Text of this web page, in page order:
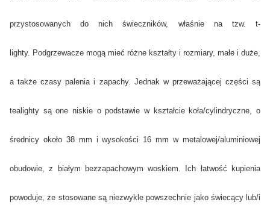
przystosowanych do nich świeczników, właśnie na tzw. t-
lighty. Podgrzewacze mogą mieć różne kształty i rozmiary, małe i duże,
a także czasy palenia i zapachy. Jednak w przeważającej części są
tealighty są one niskie o podstawie w kształcie koła/cylindryczne, o
średnicy około 38 mm i wysokości 16 mm w metalowej/aluminiowej
obudowie, z białym bezzapachowym woskiem. Ich łatwość kupienia
powoduje, że stosowane są niezwykle powszechnie jako świecący lub/i